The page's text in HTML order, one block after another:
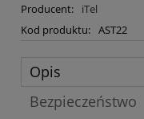
Producent:
iTel
Kod produktu: AST22
Opis
Bezpieczeństwo